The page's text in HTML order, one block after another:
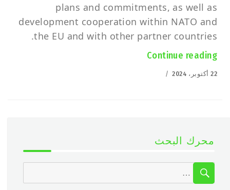
plans and commitments, as well as
development cooperation within NATO and
the EU and with other partner countries.
Continue reading
Posted
22 أكتوبر، 2024
محرك البحث
Search
for:
SEARCH